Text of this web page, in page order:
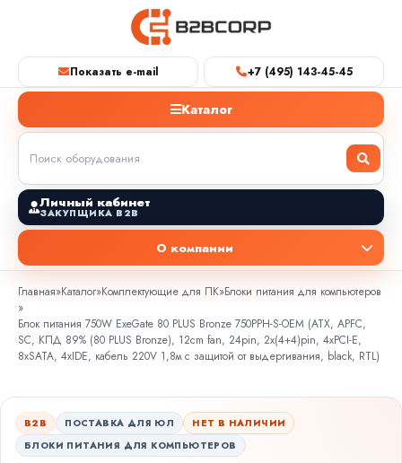
Показать e-mail +7 (495) 143-45-45
Каталог
Личный кабинет
ЗАКУПЩИКА B2B
О компании
Главная»Каталог»Комплектующие для ПК»Блоки питания для компьютеров
»
Блок питания 750W ExeGate 80 PLUS Bronze 750PPH-S-OEM (ATX, APFC,
SC, КПД 89% (80 PLUS Bronze), 12cm fan, 24pin, 2x(4+4)pin, 4xPCI-E,
8xSATA, 4xIDE, кабель 220V 1,8м с защитой от выдергивания, black, RTL)
B2B ПОСТАВКА ДЛЯ ЮЛ
НЕТ В НАЛИЧИИ
БЛОКИ ПИТАНИЯ ДЛЯ КОМПЬЮТЕРОВ